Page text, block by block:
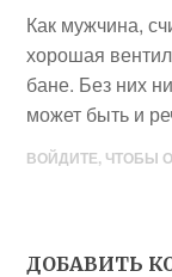
Как мужчина,
хорошая
бане. Без них
может быть и
ВОЙДИТЕ, ЧТОБЫ
ДОБАВИТЬ